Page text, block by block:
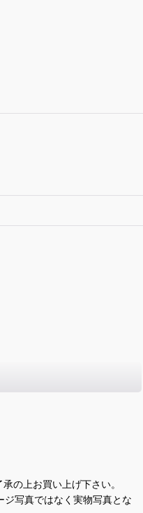
の上お買い上げ下さい。
写真ではなく実物写真とな